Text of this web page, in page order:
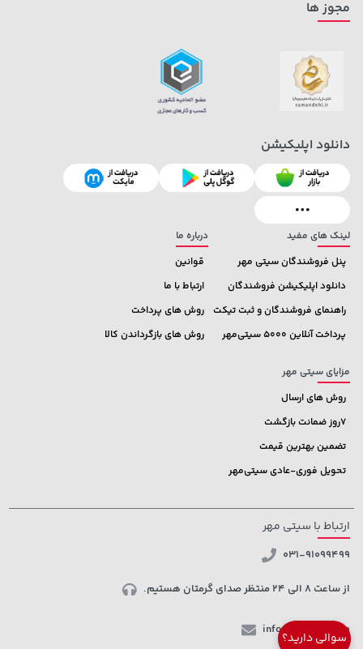
سوالی دارید؟
لینک های مفید
پنل فروشندگان سیتی مهر
دانلود اپلیکیشن فروشندگان
راهنمای فروشندگان و ثبت تیکت
پرداخت آنلاین 5000 سیتی‌مهر
درباره ما
قوانین
ارتباط با ما
روش های پرداخت
روش های بازگرداندن کالا
مزایای سیتی مهر
روش های ارسال
7روز ضمانت بازگشت
تضمین بهترین قیمت
تحویل فوری-عادی سیتی‌مهر
مجوز ها
دانلود اپلیکیشن
ارتباط با سیتی مهر
031-91099499
از ساعت 8 الی 24 منتظر صدای گرمتان هستیم.
info@ctmehr.com